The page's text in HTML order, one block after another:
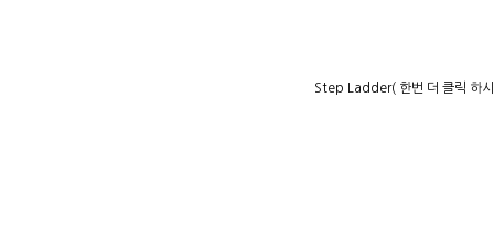
Step Ladder( 한번 더 클릭 하